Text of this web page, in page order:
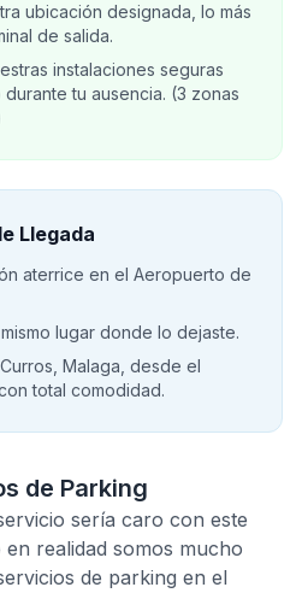
ubicación designada, lo más
de salida.
instalaciones seguras
tu ausencia. (3 zonas
Llegada
aterrice en el Aeropuerto de
lugar donde lo dejaste.
Malaga, desde el
total comodidad.
de Parking
sería caro con este
realidad somos mucho
de parking en el